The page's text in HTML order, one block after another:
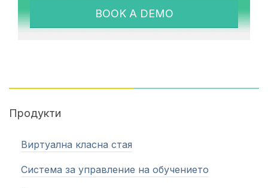
BOOK A DEMO
Продукти
Виртуална класна стая
Система за управление на обучението